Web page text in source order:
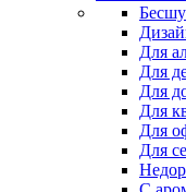
Для
Для
Для
Для
Для
Для